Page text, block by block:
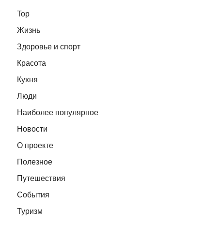
Top
Жизнь
Здоровье и спорт
Красота
Кухня
Люди
Наиболее популярное
Новости
О проекте
Полезное
Путешествия
События
Туризм